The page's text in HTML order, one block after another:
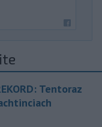
Tentoraz